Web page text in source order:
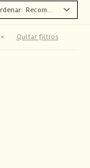
Recomendados
Quitar filtros